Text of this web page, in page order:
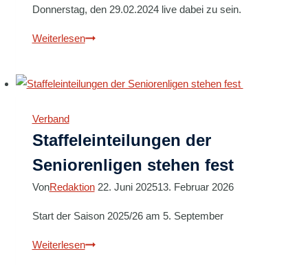
Donnerstag, den 29.02.2024 live dabei zu sein.
WeiterlesenHVNB-
Recken
Stuttgart
Verband
Staffeleinteilungen der
Seniorenligen stehen fest
VonRedaktion 22. Juni 202513. Februar 2026
Start der Saison 2025/26 am 5. September
WeiterlesenStaffeleinteilungen